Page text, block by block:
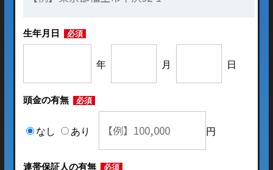
生年月日 必須
年 月 日
頭金の有無 必須
なし あり 円
連帯保証人の有無 必須